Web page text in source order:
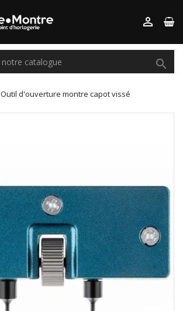


Outil d'ouverture montre capot vissé